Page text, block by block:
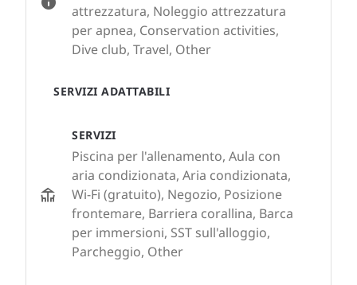
attrezzatura, Noleggio attrezzatura
per apnea, Conservation activities,
Dive club, Travel, Other
SERVIZI ADATTABILI
SERVIZI
Piscina per l'allenamento, Aula con
aria condizionata, Aria condizionata,
Wi-Fi (gratuito), Negozio, Posizione
frontemare, Barriera corallina, Barca
per immersioni, SST sull'alloggio,
Parcheggio, Other